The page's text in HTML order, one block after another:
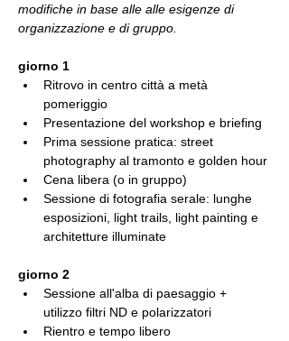
modifiche in base alle alle esigenze di
organizzazione e di gruppo.
giorno 1
Ritrovo in centro città a metà
pomeriggio
Presentazione del workshop e briefing
Prima sessione pratica: street
photography al tramonto e golden hour
Cena libera (o in gruppo)
Sessione di fotografia serale: lunghe
esposizioni, light trails, light painting e
architetture illuminate
giorno 2
Sessione all'alba di paesaggio +
utilizzo filtri ND e polarizzatori
Rientro e tempo libero